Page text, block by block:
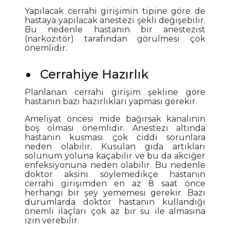
Yapılacak cerrahi girişimin tipine göre de
hastaya yapılacak anestezi şekli değişebilir.
Bu nedenle hastanın bir anestezist
(narkozitör) tarafından görülmesi çok
önemlidir.
Cerrahiye Hazırlık
Planlanan cerrahi girişim şekline göre
hastanın bazı hazırlıkları yapması gerekir.
Ameliyat öncesi mide bağırsak kanalının
boş olması önemlidir. Anestezi altında
hastanın kusması çok ciddi sorunlara
neden olabilir. Kusulan gıda artıkları
solunum yoluna kaçabilir ve bu da akciğer
enfeksiyonuna neden olabilir. Bu nedenle
doktor aksini söylemedikçe hastanın
cerrahi girişimden en az 8 saat önce
herhangi bir şey yememesi gerekir. Bazı
durumlarda doktor hastanın kullandığı
önemli ilaçları çok az bir su ile almasına
izin verebilir.